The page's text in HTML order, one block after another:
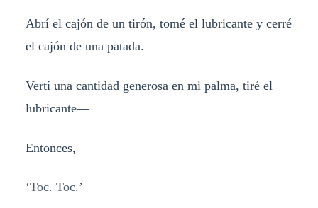
Abrí el cajón de un tirón, tomé el lubricante y cerré
el cajón de una patada.
Vertí una cantidad generosa en mi palma, tiré el
lubricante—
Entonces,
‘Toc. Toc.’